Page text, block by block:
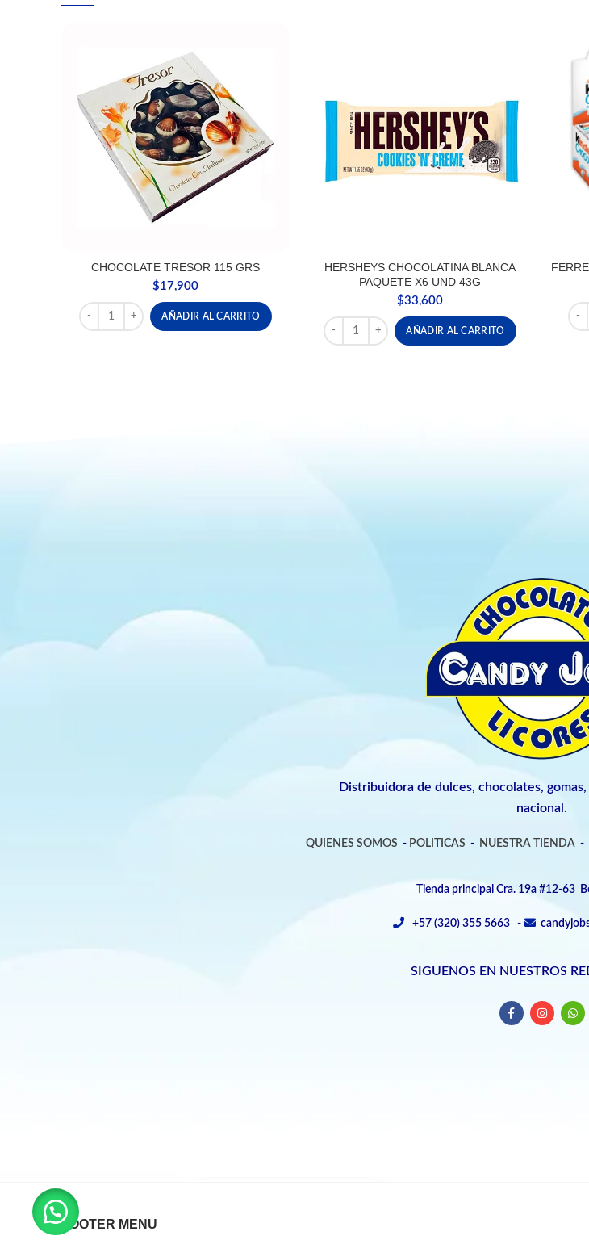
CHOCOLATE TRESOR 115 GRS
$17,900
CHOCOLATE TRESOR 115 GRS cantidad
AÑADIR AL CARRITO
HERSHEYS CHOCOLATINA BLANCA
PAQUETE X6 UND 43G
$33,600
HERSHEYS CHOCOLATINA BLANCA PAQUETE X6
AÑADIR AL CARRITO
Distribuidora de dulces, chocolates,
nacional.
QUIENES SOMOS - POLITICAS - NUESTRA TIENDA-
Tienda principal Cra. 19a #12-63
+57 (320) 355 5663 -
SIGUENOS EN NUESTROS
FOOTER MENU